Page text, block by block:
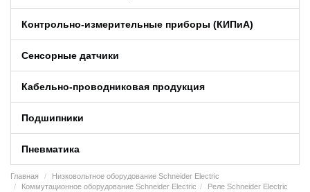
Контрольно-измерительные приборы (КИПиA)
Сенсорные датчики
Кабельно-проводниковая продукция
Подшипники
Пневматика
Главная
Низковольтное оборудование Schneider Electric
Коммутационное оборудование Schneider Electric
Реле Schneider Electric